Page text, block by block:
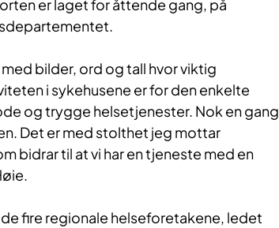
er laget for åttende gang, på
bilder, ord og tall hvor viktig
i sykehusene er for den enkelte
og trygge helsetjenester. Nok en gang
Det er med stolthet jeg mottar
bidrar til at vi har en tjeneste med en
de fire regionale helseforetakene, ledet